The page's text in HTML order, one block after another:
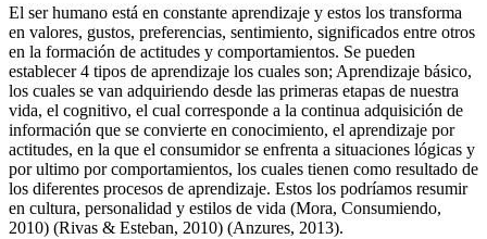
El ser humano está en constante aprendizaje y estos los transforma
en valores, gustos, preferencias, sentimiento, significados entre otros
en la formación de actitudes y comportamientos. Se pueden
establecer 4 tipos de aprendizaje los cuales son; Aprendizaje básico,
los cuales se van adquiriendo desde las primeras etapas de nuestra
vida, el cognitivo, el cual corresponde a la continua adquisición de
información que se convierte en conocimiento, el aprendizaje por
actitudes, en la que el consumidor se enfrenta a situaciones lógicas y
por ultimo por comportamientos, los cuales tienen como resultado de
los diferentes procesos de aprendizaje. Estos los podríamos resumir
en cultura, personalidad y estilos de vida (Mora, Consumiendo,
2010) (Rivas & Esteban, 2010) (Anzures, 2013).